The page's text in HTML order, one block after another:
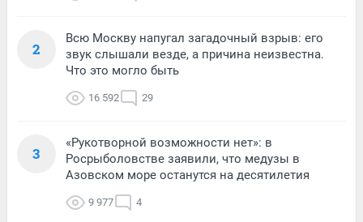
2
Всю Москву напугал загадочный взрыв: его
звук слышали везде, а причина неизвестна.
Что это могло быть
16 592 29
3
«Рукотворной возможности нет»: в
Росрыболовстве заявили, что медузы в
Азовском море останутся на десятилетия
9 977 4